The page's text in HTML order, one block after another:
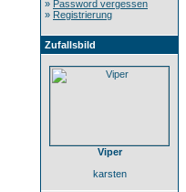
» Password vergessen
» Registrierung
Zufallsbild
Viper
karsten